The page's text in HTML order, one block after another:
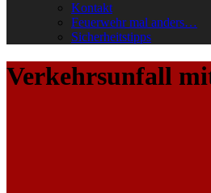
Kontakt
Feuerwehr mal anders…
Sicherheitstipps
Verkehrsunfall